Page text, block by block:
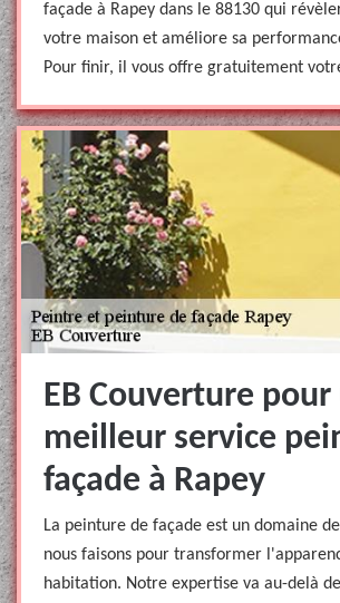
façade à Rapey dans le 88130 qui
votre maison et améliore sa
Pour finir, il vous offre gratuitement
EB Couverture pour
meilleur service
façade à Rapey
La peinture de façade est un domaine
nous faisons pour transformer
habitation. Notre expertise va au-delà